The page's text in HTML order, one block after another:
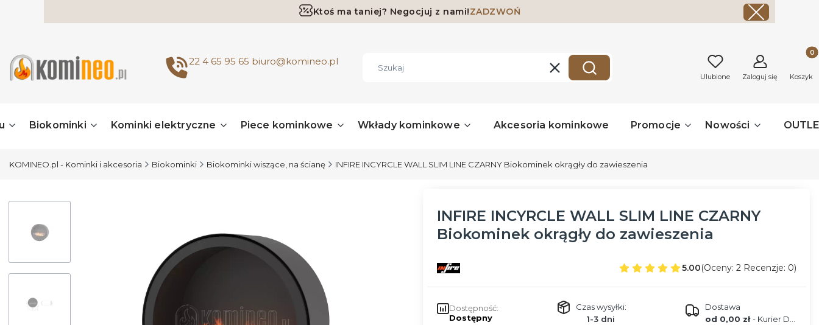
Ktoś ma taniej? Negocjuj z nami!ZADZWOŃ
22 4 65 95 65 biuro@komineo.pl
WyczyśćSzukaj Ulubione Zaloguj się Koszyk
Biokominki Kominki elektryczne Piece kominkowe Wkłady kominkowe Akcesoria kominkowe Promocje Nowości
KOMINEO.pl - Kominki i akcesoria Biokominki Biokominki wiszące, na ścianę INFIRE INCYRCLE WALL SLIM LINE CZARNY Biokominek okrągły do zawieszenia
INFIRE INCYRCLE WALL SLIM LINE CZARNY
Biokominek okrągły do zawieszenia
5.00(Oceny: 2 Recenzje: 0)
Dostępność:
Dostępny
Czas wysyłki:
1-3 dni
Dostawa
od 0,00 zł- Kurier DPD